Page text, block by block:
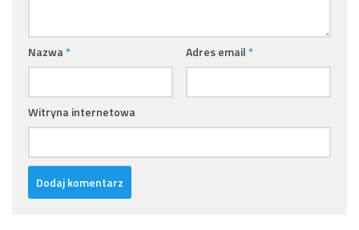
Nazwa* Adres email*
Witryna internetowa